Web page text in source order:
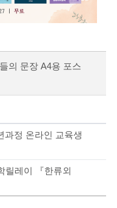
의 문장 A4용 포스
과정 온라인 교육생
릴레이 『한류외